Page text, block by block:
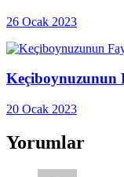
26 Ocak 2023
Keçiboynuzunun
20 Ocak 2023
Yorumlar